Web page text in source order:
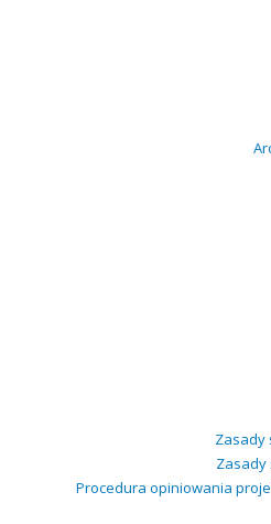
Zasady
Zasady
Procedura opiniowania